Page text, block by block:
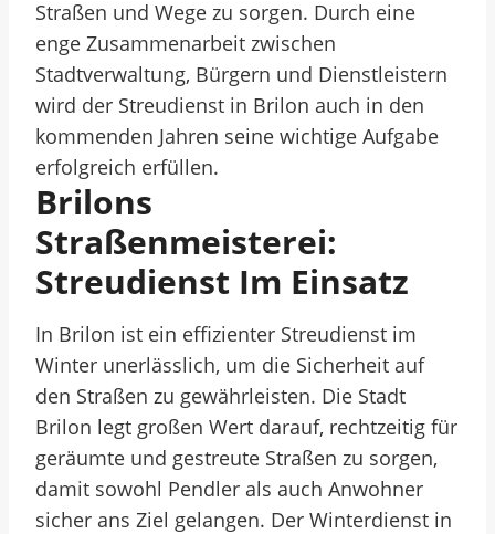
Straßen und Wege zu sorgen. Durch eine
enge Zusammenarbeit zwischen
Stadtverwaltung, Bürgern und Dienstleistern
wird der Streudienst in Brilon auch in den
kommenden Jahren seine wichtige Aufgabe
erfolgreich erfüllen.
Brilons
Straßenmeisterei:
Streudienst Im Einsatz
In Brilon ist ein effizienter Streudienst im
Winter unerlässlich, um die Sicherheit auf
den Straßen zu gewährleisten. Die Stadt
Brilon legt großen Wert darauf, rechtzeitig für
geräumte und gestreute Straßen zu sorgen,
damit sowohl Pendler als auch Anwohner
sicher ans Ziel gelangen. Der Winterdienst in